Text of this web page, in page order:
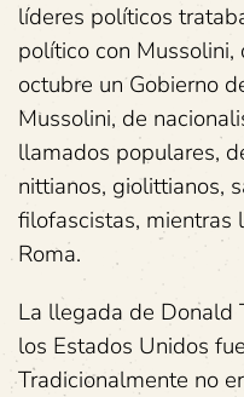
líderes políticos
político con
octubre un Gobierno
Mussolini, de
llamados populares,
nittianos, giolittianos,
filofascistas, mientras
Roma.
La llegada de Donald
los Estados Unidos
Tradicionalmente no